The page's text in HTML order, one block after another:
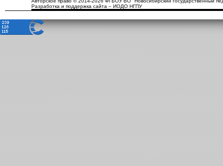
Разработка и поддержка сайта – ИОДО НГПУ